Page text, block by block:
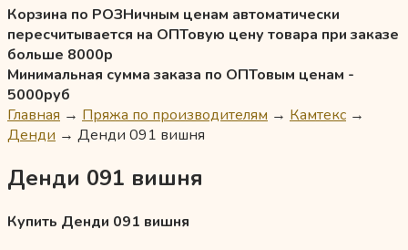
Корзина по РОЗНичным ценам автоматически
пересчитывается на ОПТовую цену товара при заказе
больше 8000р
Минимальная сумма заказа по ОПТовым ценам -
5000руб
Главная → Пряжа по производителям → Камтекс →
Денди → Денди 091 вишня
Денди 091 вишня
Купить Денди 091 вишня